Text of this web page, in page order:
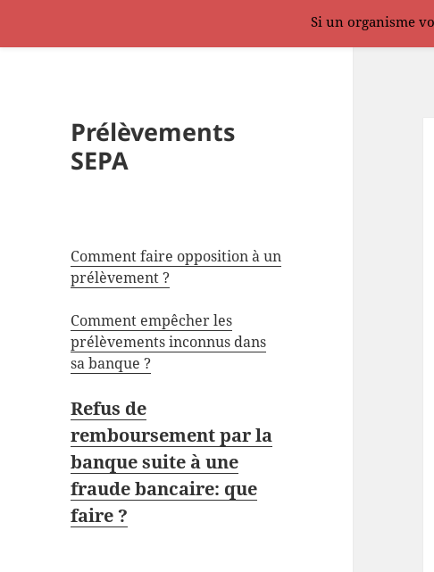
Prélèvements
SEPA
Comment faire opposition à un
prélèvement ?
Comment empêcher les
prélèvements inconnus dans
sa banque ?
Refus de
remboursement par la
banque suite à une
fraude bancaire: que
faire ?
Si un organisme